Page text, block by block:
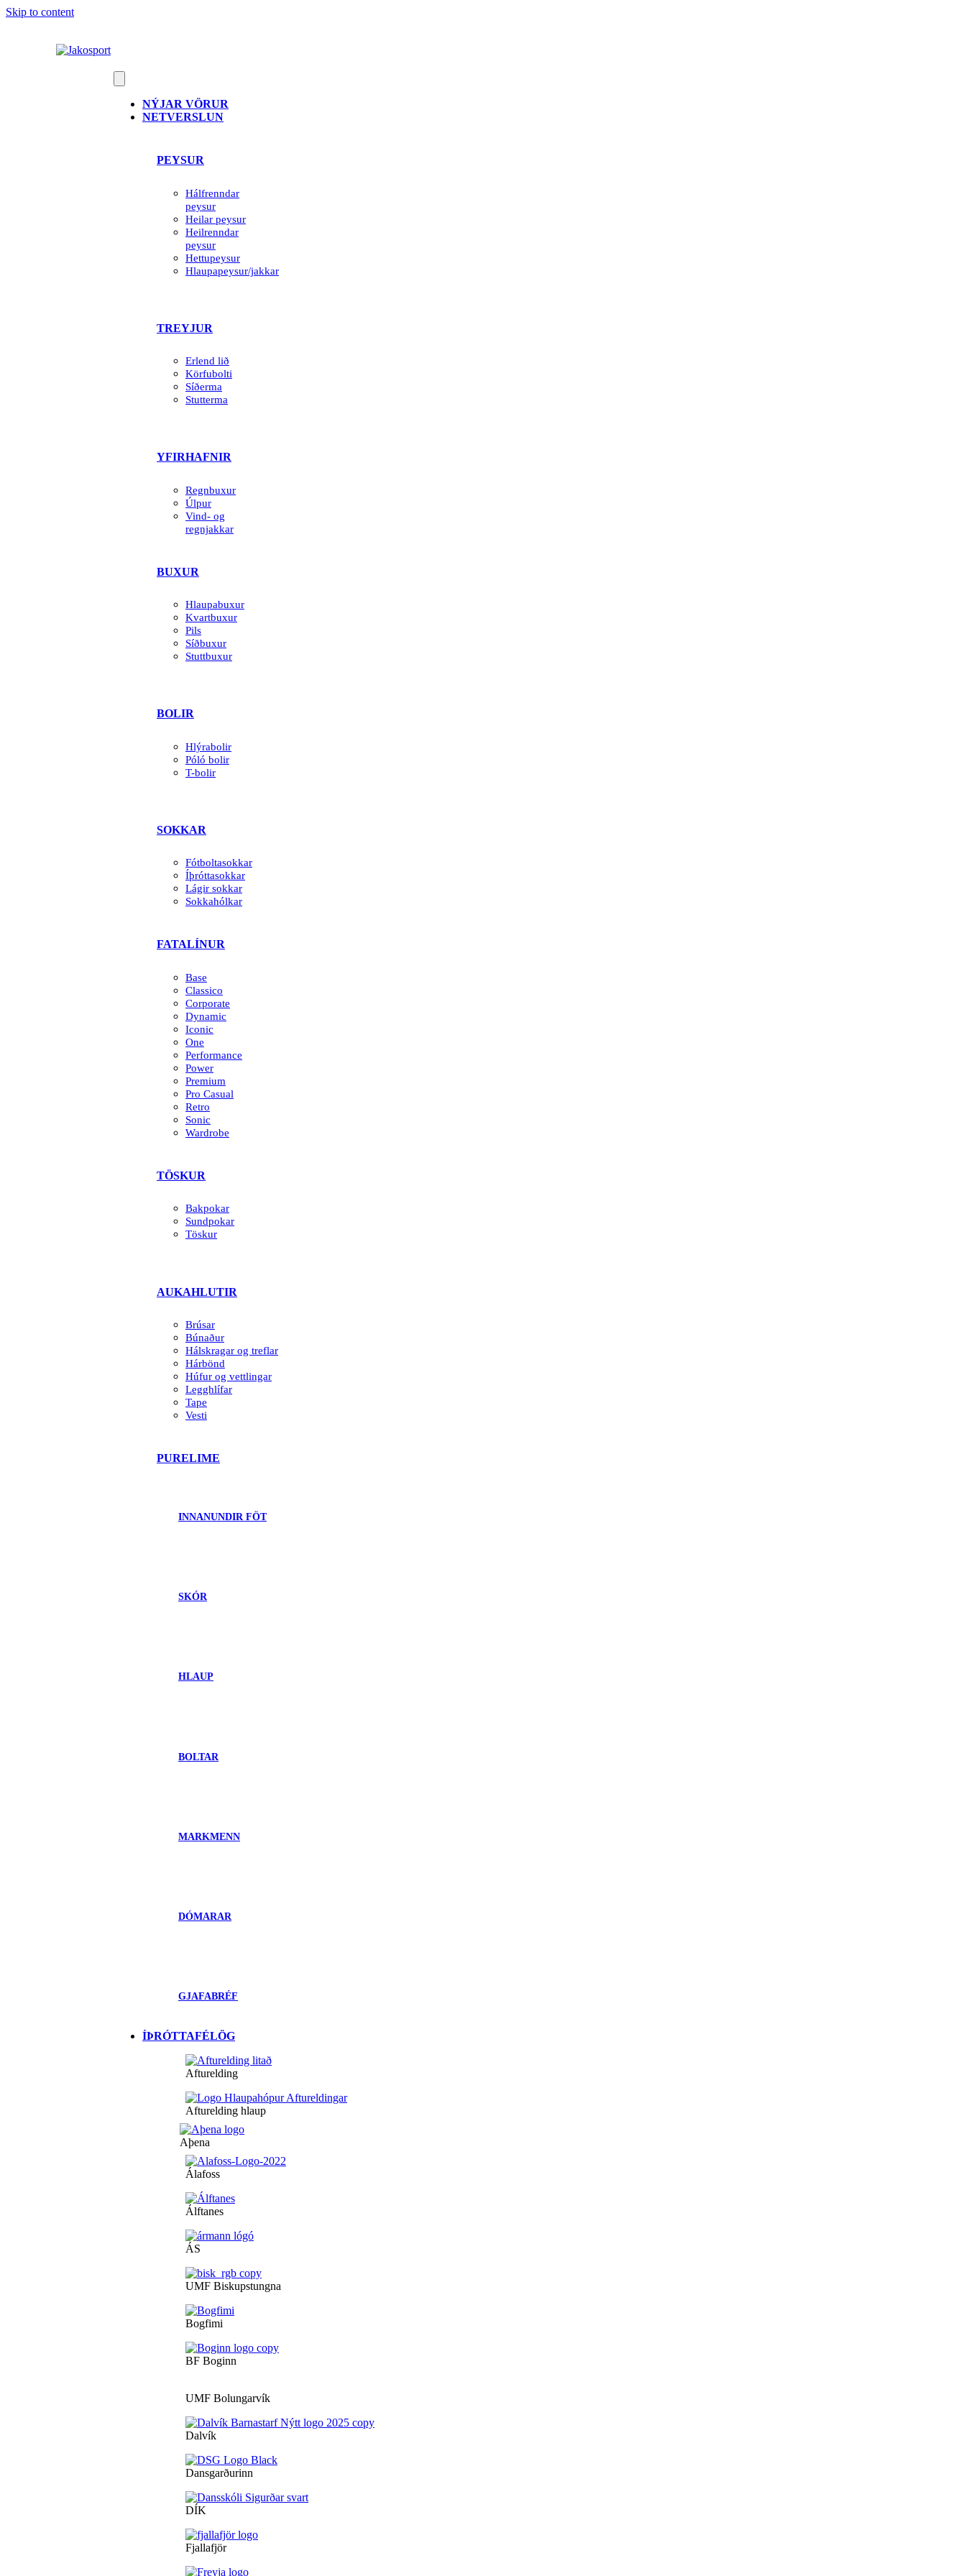
Skip to content
NÝJAR VÖRUR
NETVERSLUN
PEYSUR
Hálfrenndar
peysur
Heilar peysur
Heilrenndar
peysur
Hettupeysur
Hlaupapeysur/jakkar
TREYJUR
Erlend lið
Körfubolti
Síðerma
Stutterma
YFIRHAFNIR
Regnbuxur
Úlpur
Vind- og
regnjakkar
BUXUR
Hlaupabuxur
Kvartbuxur
Pils
Síðbuxur
Stuttbuxur
BOLIR
Hlýrabolir
Póló bolir
T-bolir
SOKKAR
Fótboltasokkar
Íþróttasokkar
Lágir sokkar
Sokkahólkar
FATALÍNUR
Base
Classico
Corporate
Dynamic
Iconic
One
Performance
Power
Premium
Pro Casual
Retro
Sonic
Wardrobe
TÖSKUR
Bakpokar
Sundpokar
Töskur
AUKAHLUTIR
Brúsar
Búnaður
Hálskragar og treflar
Hárbönd
Húfur og vettlingar
Legghlífar
Tape
Vesti
PURELIME
INNANUNDIR FÖT
SKÓR
HLAUP
BOLTAR
MARKMENN
DÓMARAR
GJAFABRÉF
ÍÞRÓTTAFÉLÖG
Afturelding
Afturelding hlaup
Aþena
Álafoss
Álftanes
ÁS
UMF Biskupstungna
Bogfimi
BF Boginn
UMF Bolungarvík
Dalvík
Dansgarðurinn
DÍK
Fjallafjör